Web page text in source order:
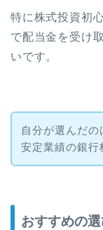
特に株式投資初
で配当金を受け
いです。
自分が選んだの
安定業績の銀行
おすすめの